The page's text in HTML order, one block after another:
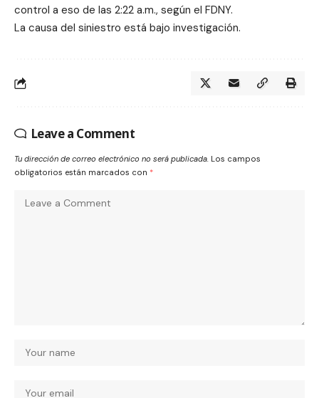
control a eso de las 2:22 a.m., según el FDNY.
La causa del siniestro está bajo investigación.
Leave a Comment
Tu dirección de correo electrónico no será publicada. Los campos
obligatorios están marcados con *